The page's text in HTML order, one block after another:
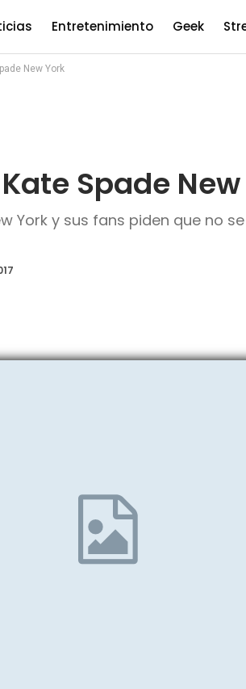
Entretenimiento Geek
New York
Spade
York y sus fans piden que no